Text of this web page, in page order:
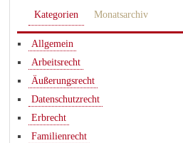
Kategorien Monatsarchiv
Allgemein
Arbeitsrecht
Äußerungsrecht
Datenschutzrecht
Erbrecht
Familienrecht